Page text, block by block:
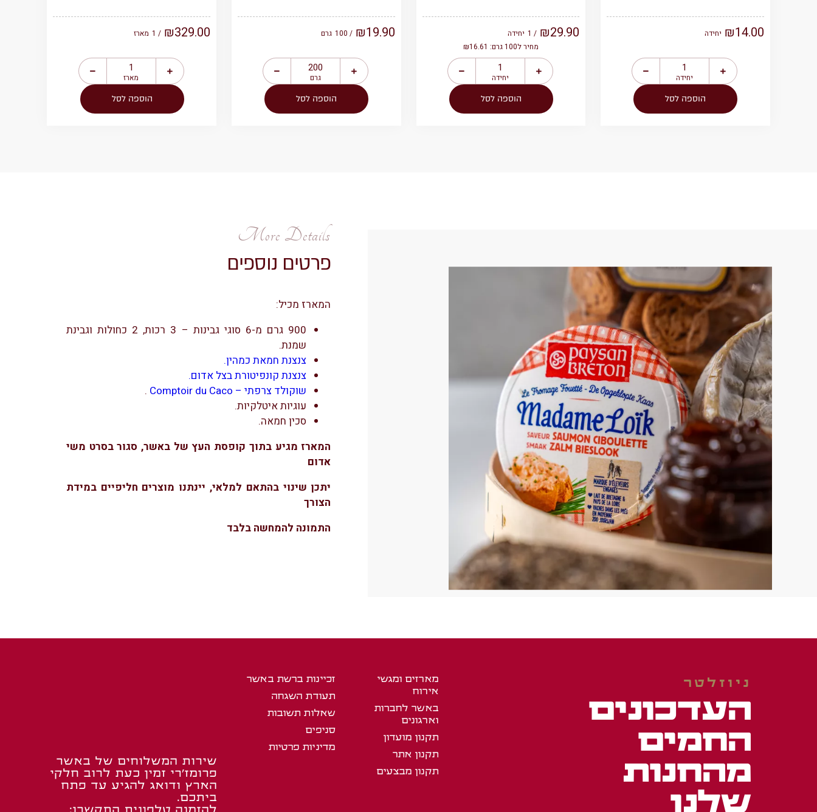
₪14.00 יחידה
יחידה
הוספה לסל
₪29.90
/ 1
יחידה
מחיר ל100 גרם: ₪16.61
יחידה
הוספה לסל
₪19.90
/ 100 גרם
גרם
הוספה לסל
₪329.00
/ 1 מארז
מארז
הוספה לסל
More Details
פרטים נוספים
המארז מכיל:
900 גרם מ-6 סוגי גבינות – 3 רכות, 2 כחולות וגבינת
שמנת.
צנצנת חמאת כמהין.
צנצנת קונפיטורת בצל אדום.
שוקולד צרפתי – Comptoir du Caco
.
עוגיות איטלקיות.
סכין חמאה.
המארז מגיע בתוך קופסת העץ של באשר, סגור בסרט משי
אדום
יתכן שינוי בהתאם למלאי, יינתנו מוצרים חליפיים במידת
הצורך
התמונה להמחשה בלבד​
ניוזלטר
העדכונים
החמים
מהחנות
שלנו
מארזים ומגשי
אירוח
באשר לחברות
וארגונים
תקנון מועדון
תקנון אתר
תקנון מבצעים
זכיינות ברשת באשר
תעודת השגחה
שאלות תשובות
סניפים
מדיניות פרטיות
שירות המשלוחים של באשר
פרומז’רי זמין כעת לרוב חלקי
הארץ ודואג להגיע עד פתח
ביתכם.